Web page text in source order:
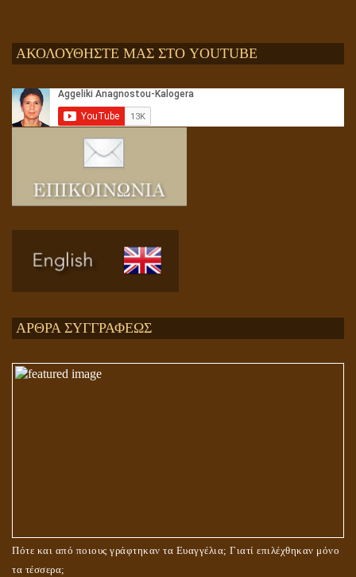
ΑΡΘΡΑ ΣΥΓΓΡΑΦΕΩΣ
Πότε και από ποιους γράφτηκαν τα Ευαγγέλια; Γιατί επιλέχθηκαν μόνο
τα τέσσερα;
Αληθής και επίπλαστη πνευματικότητα
ΤΟ ΣΗΜΕΙΟ ΤΟΥ ΣΤΑΥΡΟΥ
ΑΚΟΛΟΥΘΗΣΤΕ ΜΑΣ ΣΤΟ YOUTUBE